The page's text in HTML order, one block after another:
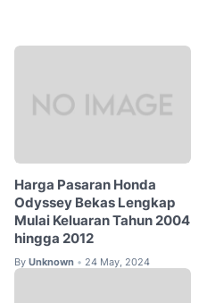
Harga Pasaran Honda
Odyssey Bekas Lengkap
Mulai Keluaran Tahun 2004
hingga 2012
By Unknown • 24 May, 2024